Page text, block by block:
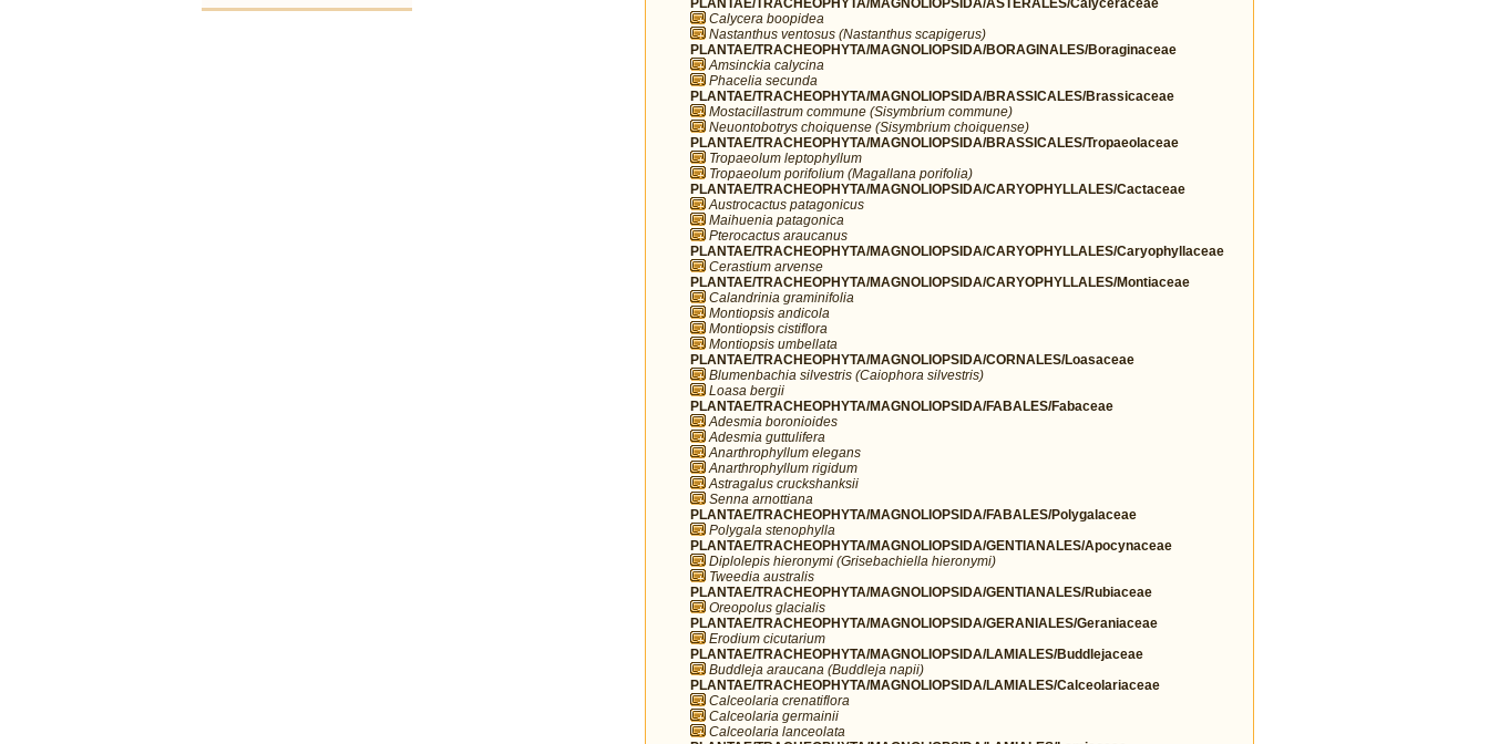
Calycera boopidea
Nastanthus ventosus (Nastanthus scapigerus)
PLANTAE/TRACHEOPHYTA/MAGNOLIOPSIDA/BORAGINALES/Boraginaceae
Amsinckia calycina
Phacelia secunda
PLANTAE/TRACHEOPHYTA/MAGNOLIOPSIDA/BRASSICALES/Brassicaceae
Mostacillastrum commune (Sisymbrium commune)
Neuontobotrys choiquense (Sisymbrium choiquense)
PLANTAE/TRACHEOPHYTA/MAGNOLIOPSIDA/BRASSICALES/Tropaeolaceae
Tropaeolum leptophyllum
Tropaeolum porifolium (Magallana porifolia)
PLANTAE/TRACHEOPHYTA/MAGNOLIOPSIDA/CARYOPHYLLALES/Cactaceae
Austrocactus patagonicus
Maihuenia patagonica
Pterocactus araucanus
PLANTAE/TRACHEOPHYTA/MAGNOLIOPSIDA/CARYOPHYLLALES/Caryophyllaceae
Cerastium arvense
PLANTAE/TRACHEOPHYTA/MAGNOLIOPSIDA/CARYOPHYLLALES/Montiaceae
Calandrinia graminifolia
Montiopsis andicola
Montiopsis cistiflora
Montiopsis umbellata
PLANTAE/TRACHEOPHYTA/MAGNOLIOPSIDA/CORNALES/Loasaceae
Blumenbachia silvestris (Caiophora silvestris)
Loasa bergii
PLANTAE/TRACHEOPHYTA/MAGNOLIOPSIDA/FABALES/Fabaceae
Adesmia boronioides
Adesmia guttulifera
Anarthrophyllum elegans
Anarthrophyllum rigidum
Astragalus cruckshanksii
Senna arnottiana
PLANTAE/TRACHEOPHYTA/MAGNOLIOPSIDA/FABALES/Polygalaceae
Polygala stenophylla
PLANTAE/TRACHEOPHYTA/MAGNOLIOPSIDA/GENTIANALES/Apocynaceae
Diplolepis hieronymi (Grisebachiella hieronymi)
Tweedia australis
PLANTAE/TRACHEOPHYTA/MAGNOLIOPSIDA/GENTIANALES/Rubiaceae
Oreopolus glacialis
PLANTAE/TRACHEOPHYTA/MAGNOLIOPSIDA/GERANIALES/Geraniaceae
Erodium cicutarium
PLANTAE/TRACHEOPHYTA/MAGNOLIOPSIDA/LAMIALES/Buddlejaceae
Buddleja araucana (Buddleja napii)
PLANTAE/TRACHEOPHYTA/MAGNOLIOPSIDA/LAMIALES/Calceolariaceae
Calceolaria crenatiflora
Calceolaria germainii
Calceolaria lanceolata